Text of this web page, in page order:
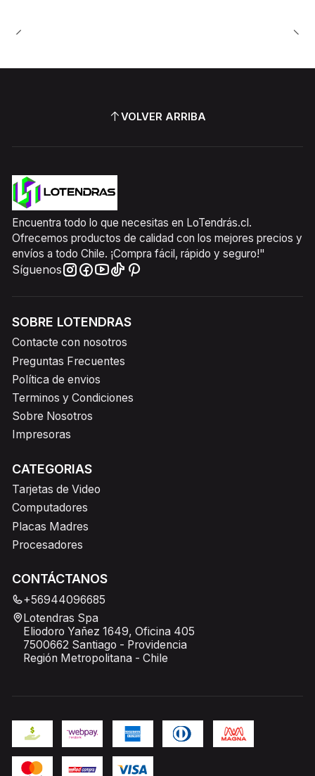
VOLVER ARRIBA
Encuentra todo lo que necesitas en LoTendrás.cl.
Ofrecemos productos de calidad con los mejores precios y
envíos a todo Chile. ¡Compra fácil, rápido y seguro!"
Síguenos
SOBRE LOTENDRAS
Contacte con nosotros
Preguntas Frecuentes
Política de envios
Terminos y Condiciones
Sobre Nosotros
Impresoras
CATEGORIAS
Tarjetas de Video
Computadores
Placas Madres
Procesadores
CONTÁCTANOS
+56944096685
Lotendras Spa
Eliodoro Yañez 1649, Oficina 405
7500662 Santiago - Providencia
Región Metropolitana - Chile